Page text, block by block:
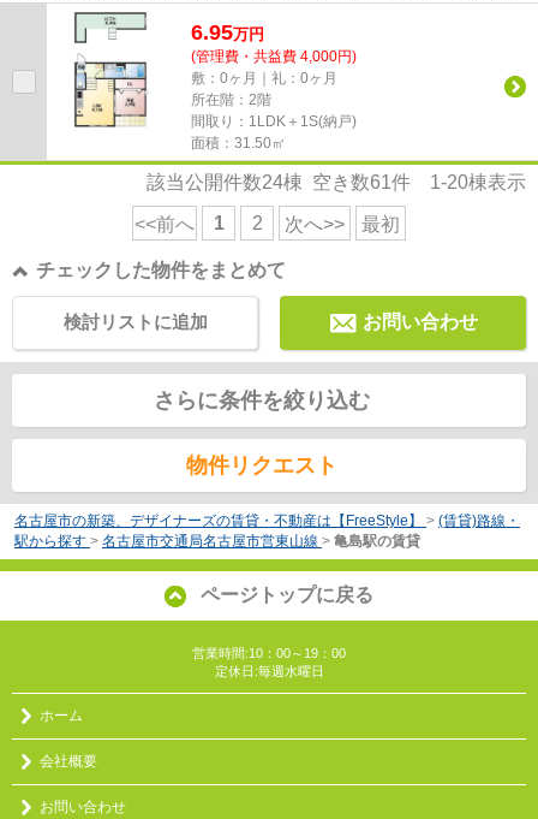
で、ご好評いただいています。徒...
6.95万円
(管理費・共益費 4,000円)
敷：0ヶ月｜礼：0ヶ月
所在階：2階
間取り：1LDK＋1S(納戸)
面積：31.50㎡
該当公開件数24棟 空き数61件 1-20棟表示
<<前へ 1 2 次へ>> 最初
チェックした物件をまとめて
お問い合わせ
検討リストに追加
さらに条件を絞り込む
物件リクエスト
名古屋市の新築、デザイナーズの賃貸・不動産は【FreeStyle】 > (賃貸)路線・
駅から探す > 名古屋市交通局名古屋市営東山線 > 亀島駅の賃貸
ページトップに戻る
営業時間:10：00～19：00
定休日:毎週水曜日
ホーム
会社概要
お問い合わせ